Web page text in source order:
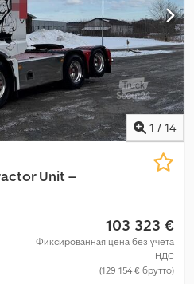
1 / 14
Unit –
103 323 €
Фиксированная цена без учета
НДС
(129 154 € брутто)